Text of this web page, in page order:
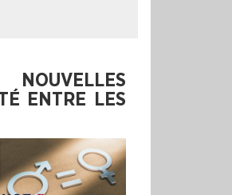
ENTRE LES